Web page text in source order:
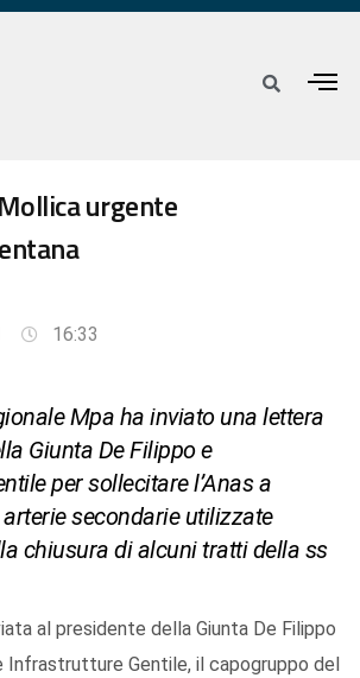
urgente
16:33
Mpa ha inviato una lettera
Giunta De Filippo e
per sollecitare l’Anas a
secondarie utilizzate
chiusura di alcuni tratti della ss
al presidente della Giunta De Filippo
Infrastrutture Gentile, il capogruppo del